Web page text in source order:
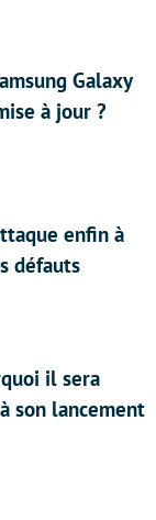
Galaxy
à jour ?
enfin à
défauts
il sera
son lancement